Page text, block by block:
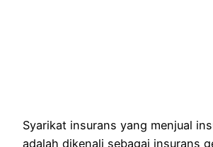
Syarikat insurans yang menjual
adalah dikenali sebagai insurans